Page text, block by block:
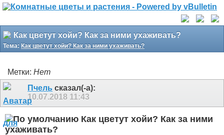
Как цветут хойи? Как за ними ухаживать?
Тема: Как цветут хойи? Как за ними ухаживать?
Метки: Нет
Пчель сказал(-а):
10.07.2018 11:43
Как цветут хойи? Как за ними
ухаживать?